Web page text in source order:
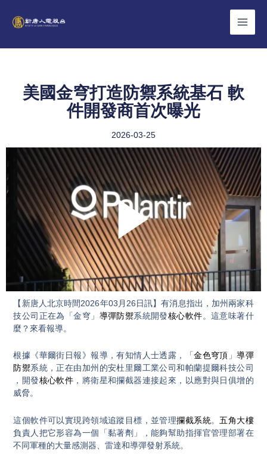
美國金穹打造防禦系統基石 軟
件開發商首次曝光
2026-03-25
Play
Video
【新唐人北京時間2026年03月26日訊】有消息指出，加州兩家科
技公司正在為「金穹」 導彈防禦系統開發核心軟件。這意味著什
麼？來看報導。
根據《華爾街日報》報導，有知情人士透露，「金色穹頂 」導彈
防禦系統，正在由加州的安杜里爾工業公司和帕蘭提爾科技公司
，開發核心軟件 ，將衛星和攔截器連接起來，以應對與日俱增的
威脅。
這個軟件可以實現跨領域追蹤目標，並管理攔截系統。五角大樓
負責人把它形容為一個「黏著劑」，能夠幫助指揮官管理部署在
不同軍種的大量感測器、雷達和導彈發射系統。